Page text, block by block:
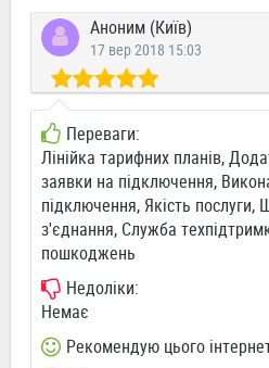
Аноним (Київ)
17 вер 2018 15:03
Переваги:
Лінійка тарифних планів,
заявки на підключення,
підключення, Якість послуги,
з'єднання, Служба
пошкоджень
Недоліки:
Немає
Рекомендую цього